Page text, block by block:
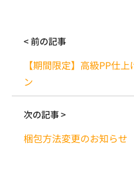
< 前の記事
【期間限定】高級PP仕
ン
次の記事 >
梱包方法変更のお知らせ